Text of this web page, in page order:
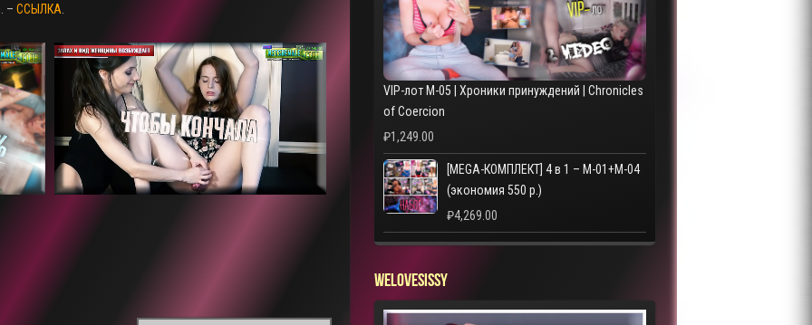
– ССЫЛКА
VIP-лот M-05 | Хроники принуждений | Chronicles
of Coercion
₽1,249.00
[MEGA-КОМПЛЕКТ] 4 в 1 – M-01+M-04
(экономия 550 р.)
₽4,269.00
WELOVESISSY